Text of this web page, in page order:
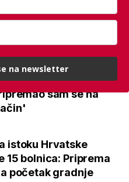
iz Matematike nije
no istaknuo je
sam se na
istoku Hrvatske
15 bolnica: Priprema
početak gradnje
na newsletter